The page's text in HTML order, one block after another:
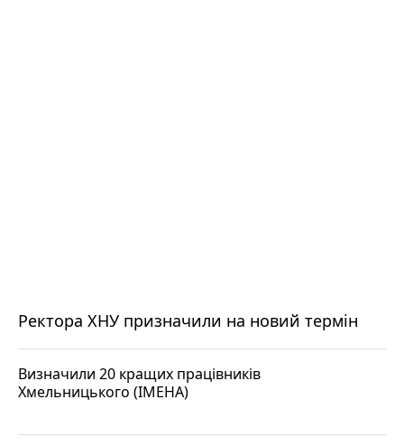
Ректора ХНУ призначили на новий термін
Визначили 20 кращих працівників
Хмельницького (ІМЕНА)